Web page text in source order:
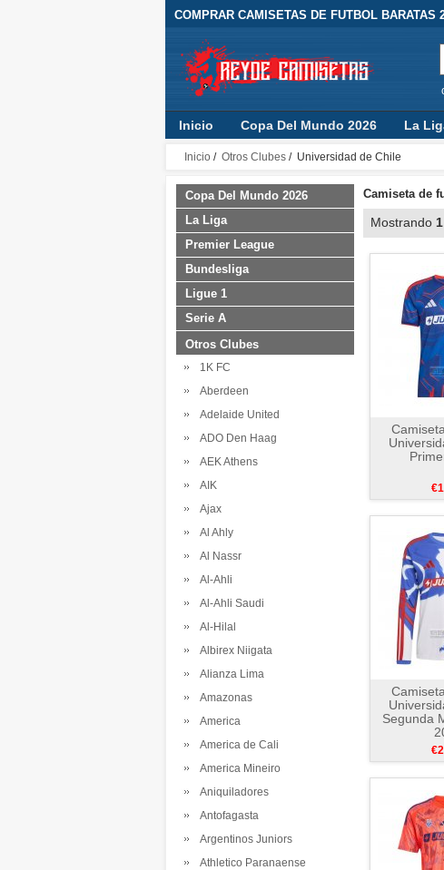
COMPRAR CAMISETAS DE FUTBOL BARATAS
Inicio Copa Del Mundo 2026 La
Inicio / Otros Clubes / Universidad de Chile
Copa Del Mundo 2026
La Liga
Premier League
Bundesliga
Ligue 1
Serie A
Otros Clubes
1K FC
Aberdeen
Adelaide United
ADO Den Haag
AEK Athens
AIK
Ajax
Al Ahly
Al Nassr
Al-Ahli
Al-Ahli Saudi
Al-Hilal
Albirex Niigata
Alianza Lima
Amazonas
America
America de Cali
America Mineiro
Aniquiladores
Antofagasta
Argentinos Juniors
Athletico Paranaense
Camiseta de
Mostrando 1
Segunda